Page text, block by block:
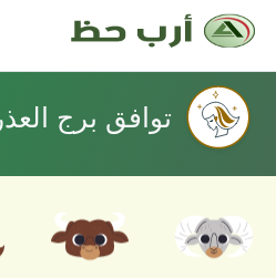
توافق برج